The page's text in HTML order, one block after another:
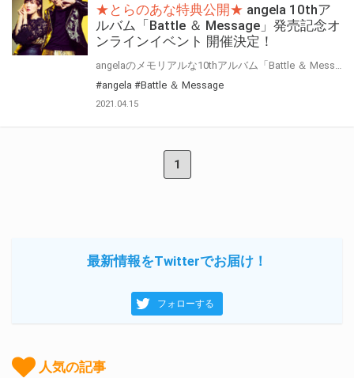
★とらのあな特典公開★ angela 10thア
ルバム「Battle ＆ Message」発売記念オ
ンラインイベント 開催決定！
#angela #Battle ＆ Message
2021.04.15
1
最新情報をTwitterでお届け！
フォローする
人気の記事